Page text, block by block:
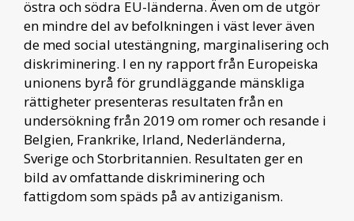
östra och södra EU-länderna. Även om de utgör
en mindre del av befolkningen i väst lever även
de med social utestängning, marginalisering och
diskriminering. I en ny rapport från Europeiska
unionens byrå för grundläggande mänskliga
rättigheter presenteras resultaten från en
undersökning från 2019 om romer och resande i
Belgien, Frankrike, Irland, Nederländerna,
Sverige och Storbritannien. Resultaten ger en
bild av omfattande diskriminering och
fattigdom som späds på av antiziganism.